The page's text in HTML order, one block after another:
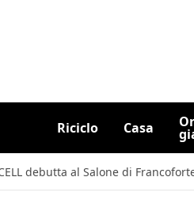
Riciclo Casa
debutta al Salone di